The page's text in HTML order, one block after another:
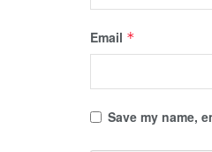
Email *
Save my name,